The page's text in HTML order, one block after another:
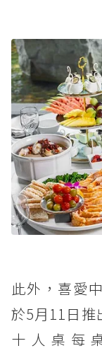
此外，喜愛
於5月11日推
十人桌每